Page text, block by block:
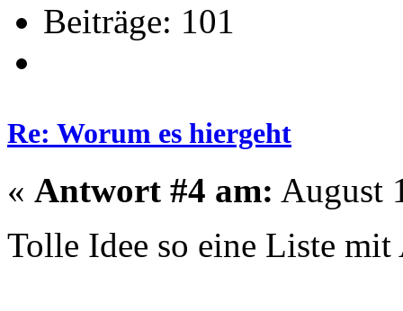
Beiträge: 101
Re: Worum es hiergeht
« Antwort #4 am: August
Tolle Idee so eine Liste